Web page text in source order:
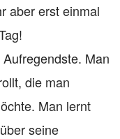
aber erst einmal
Man
die man
Man lernt
seine